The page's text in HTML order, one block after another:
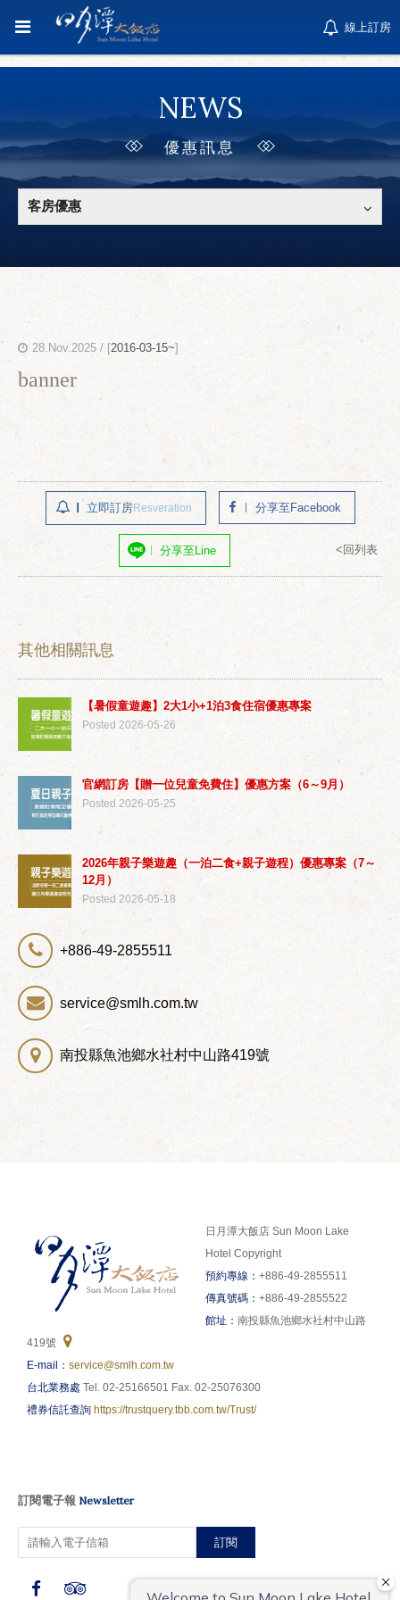
線上訂房
NEWS
優惠訊息
客房優惠
28.Nov.2025 / [2016-03-15~]
banner
立即訂房Resveration 分享至Facebook
分享至Line <回列表
其他相關訊息
【暑假童遊趣】2大1小+1泊3食住宿優惠專案
Posted 2026-05-26
官網訂房【贈一位兒童免費住】優惠方案（6～9月）
Posted 2026-05-25
2026年親子樂遊趣（一泊二食+親子遊程）優惠專案（7～
12月）
Posted 2026-05-18
+886-49-2855511
service@smlh.com.tw
南投縣魚池鄉水社村中山路419號
日月潭大飯店 Sun Moon Lake
Hotel Copyright
預約專線： +886-49-2855511
傳真號碼： +886-49-2855522
館址： 南投縣魚池鄉水社村中山路
419號
E-mail： service@smlh.com.tw
台北業務處 Tel. 02-25166501 Fax. 02-25076300
禮券信託查詢 https://trustquery.tbb.com.tw/Trust/
訂閱電子報 Newsletter
訂閱